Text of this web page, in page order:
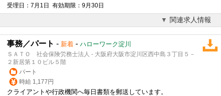
受理日：7月1日 有効期限：9月30日
関連求人情報
事務／パート - 新着 - ハローワーク淀川
ＳＡＴＯ 社会保険労務士法人 - 大阪府大阪市淀川区西中島３丁目５－
２新居第１０ビル５階
パート
時給 1,177円
クライアントや行政機関へ毎日書類を郵送しています。